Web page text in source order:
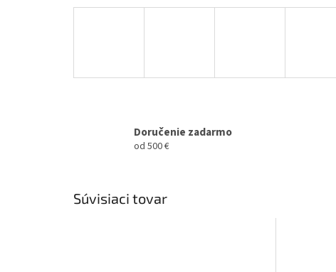
Doručenie zadarmo
od 500 €
Súvisiaci tovar